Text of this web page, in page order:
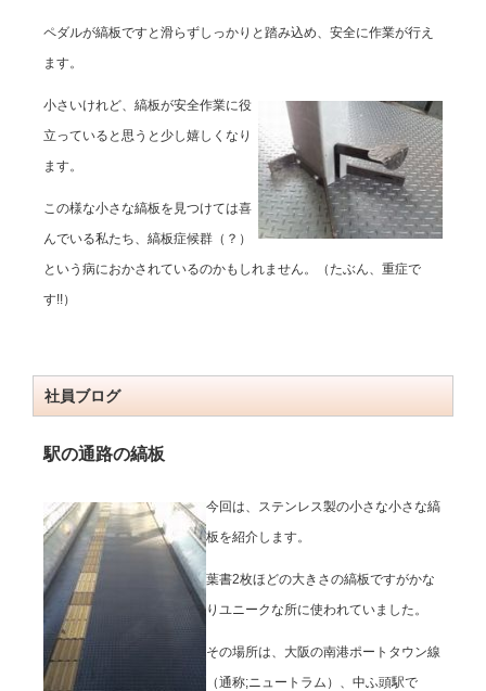
ペダルが縞板ですと滑らずしっかりと踏み込め、安全に作業が行え
ます。
小さいけれど、縞板が安全作業に役
立っていると思うと少し嬉しくなり
ます。
この様な小さな縞板を見つけては喜
んでいる私たち、縞板症候群（？）
という病におかされているのかもしれません。（たぶん、重症で
す!!）
社員ブログ
駅の通路の縞板
今回は、ステンレス製の小さな小さな縞
板を紹介します。
葉書2枚ほどの大きさの縞板ですがかな
りユニークな所に使われていました。
その場所は、大阪の南港ポートタウン線
（通称;ニュートラム）、中ふ頭駅で